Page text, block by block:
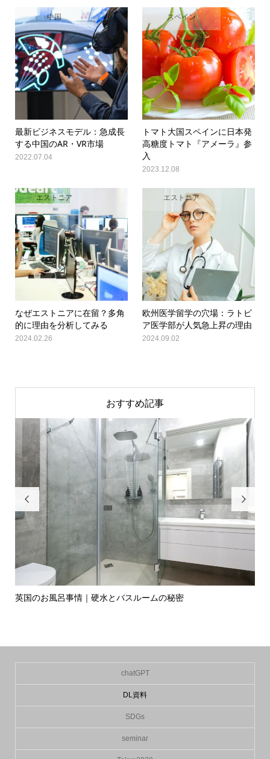
中国
最新ビジネスモデル：急成長
する中国のAR・VR市場
2022.07.04
スペイン
トマト大国スペインに日本発
高糖度トマト『アメーラ』参
入
2023.12.08
エストニア
なぜエストニアに在留？多角
的に理由を分析してみる
2024.02.26
エストニア
欧州医学留学の穴場：ラトビ
ア医学部が人気急上昇の理由
2024.09.02
おすすめ記事

英国のお風呂事情｜硬水とバスルームの秘密

chatGPT
DL資料
SDGs
seminar